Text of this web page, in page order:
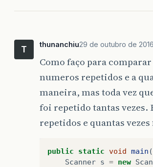
T thunanchiu29 de outubro de 2016
Como faço para
numeros repetidos e a
maneira, mas toda vez
foi repetido tantas vezes.
repetidos e quantas
public static void main (
Scanner s = new